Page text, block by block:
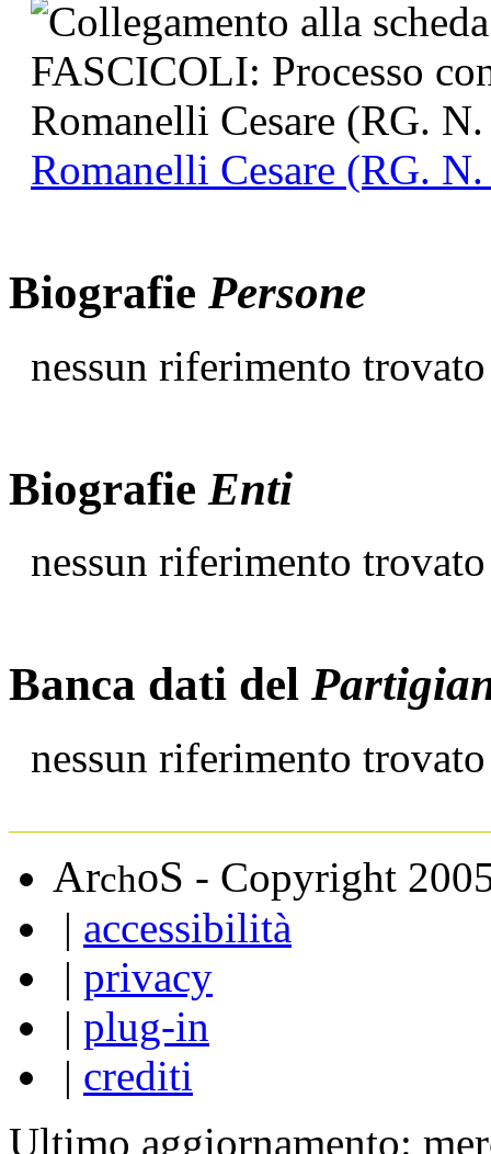
Romanelli Cesare (RG.
Biografie Persone
nessun riferimento trovato
Biografie Enti
nessun riferimento trovato
Banca dati del
nessun riferimento trovato
ArchoS - Copyright
| accessibilità
| privacy
| plug-in
| crediti
Ultimo aggiornamento: